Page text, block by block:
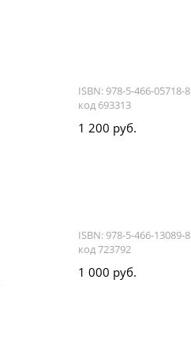
ISBN: 978-5-466-05718-8
код 693313
1 200 руб.
ISBN: 978-5-466-13089-8
код 723792
1 000 руб.